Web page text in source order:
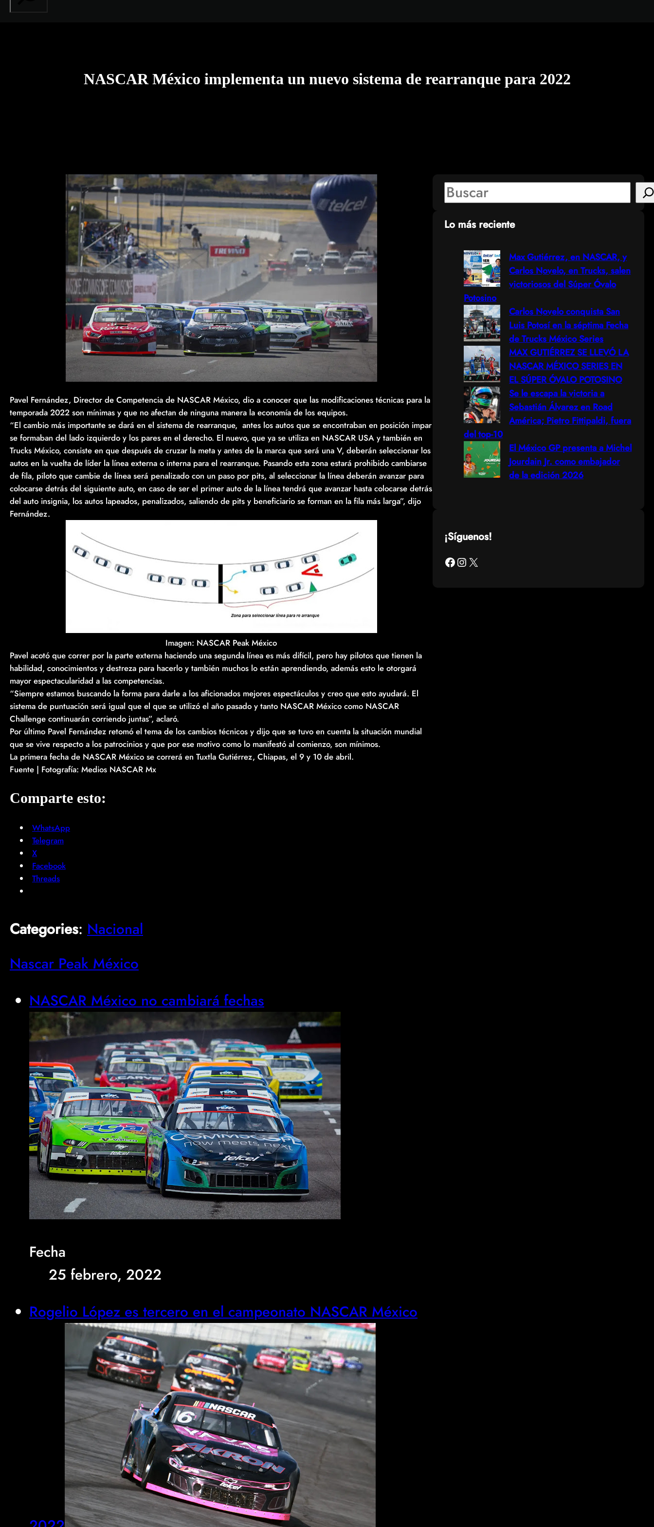
NASCAR México implementa un nuevo sistema de rearranque para 2022
Pavel Fernández, Director de Competencia de NASCAR México, dio a conocer que las modificaciones técnicas para la
temporada 2022 son mínimas y que no afectan de ninguna manera la economía de los equipos.
“El cambio más importante se dará en el sistema de rearranque, antes los autos que se encontraban en posición impar
se formaban del lado izquierdo y los pares en el derecho. El nuevo, que ya se utiliza en NASCAR USA y también en
Trucks México, consiste en que después de cruzar la meta y antes de la marca que será una V, deberán seleccionar los
autos en la vuelta de líder la línea externa o interna para el rearranque. Pasando esta zona estará prohibido cambiarse
de fila, piloto que cambie de línea será penalizado con un paso por pits, al seleccionar la línea deberán avanzar para
colocarse detrás del siguiente auto, en caso de ser el primer auto de la línea tendrá que avanzar hasta colocarse detrás
del auto insignia, los autos lapeados, penalizados, saliendo de pits y beneficiario se forman en la fila más larga”, dijo
Fernández.
Imagen: NASCAR Peak México
Pavel acotó que correr por la parte externa haciendo una segunda línea es más difícil, pero hay pilotos que tienen la
habilidad, conocimientos y destreza para hacerlo y también muchos lo están aprendiendo, además esto le otorgará
mayor espectacularidad a las competencias.
“Siempre estamos buscando la forma para darle a los aficionados mejores espectáculos y creo que esto ayudará. El
sistema de puntuación será igual que el que se utilizó el año pasado y tanto NASCAR México como NASCAR
Challenge continuarán corriendo juntas”, aclaró.
Por último Pavel Fernández retomó el tema de los cambios técnicos y dijo que se tuvo en cuenta la situación mundial
que se vive respecto a los patrocinios y que por ese motivo como lo manifestó al comienzo, son mínimos.
La primera fecha de NASCAR México se correrá en Tuxtla Gutiérrez, Chiapas, el 9 y 10 de abril.
Fuente | Fotografía: Medios NASCAR Mx
Comparte esto:
WhatsApp
Telegram
X
Facebook
Threads
Categories: Nacional
Nascar Peak México
NASCAR México no cambiará fechas
Fecha
25 febrero, 2022
Rogelio López es tercero en el campeonato NASCAR México
S
eLo más reciente
Max Gutiérrez, en NASCAR, y
Carlos Novelo, en Trucks, salen
victoriosos del Súper Óvalo
Potosino
Carlos Novelo conquista San
Luis Potosí en la séptima Fecha
de Trucks México Series
MAX GUTIÉRREZ SE LLEVÓ LA
NASCAR MÉXICO SERIES EN
EL SÚPER ÓVALO POTOSINO
Se le escapa la victoria a
Sebastián Álvarez en Road
América; Pietro Fittipaldi, fuera
del top-10
El México GP presenta a Michel
Jourdain Jr. como embajador
de la edición 2026
¡Síguenos!
Facebook Instagram X